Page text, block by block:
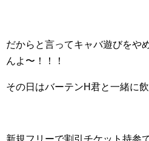
だからと言ってキャバ遊びをや
んよ〜！！！
その日はバーテンH君と一緒に
新規フリーで割引チケット持参